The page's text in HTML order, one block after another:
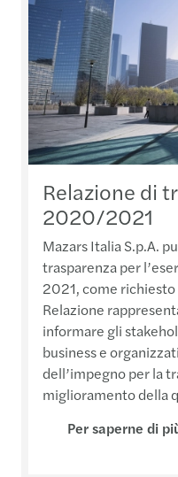
Relazione di
2020/2021
Mazars Italia S.p.A.
trasparenza per
2021, come richiesto
Relazione
informare gli
business e
dell’impegno per la
miglioramento della
Per saperne di